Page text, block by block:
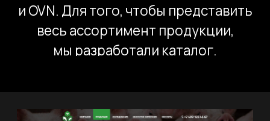
премикса, то у него есть возможность